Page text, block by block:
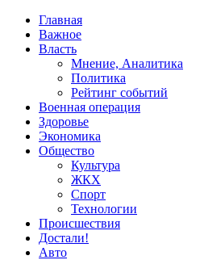
Главная
Важное
Власть
Мнение, Аналитика
Политика
Рейтинг событий
Военная операция
Здоровье
Экономика
Общество
Культура
ЖКХ
Спорт
Технологии
Происшествия
Достали!
Авто